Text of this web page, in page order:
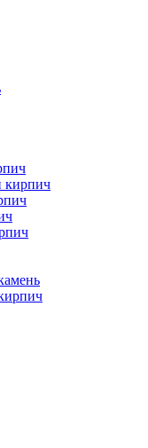
кирпич